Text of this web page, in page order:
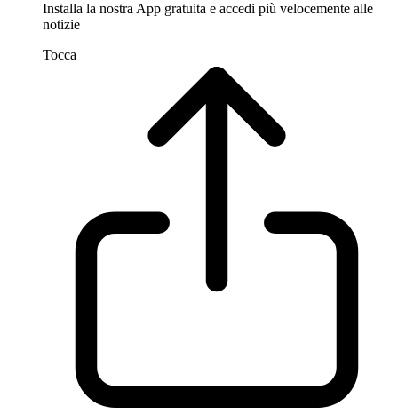
Installa la nostra App gratuita e accedi più velocemente alle
notizie
Tocca